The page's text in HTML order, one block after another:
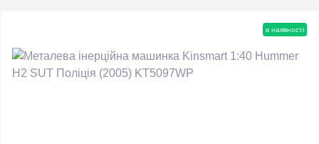
в наявності